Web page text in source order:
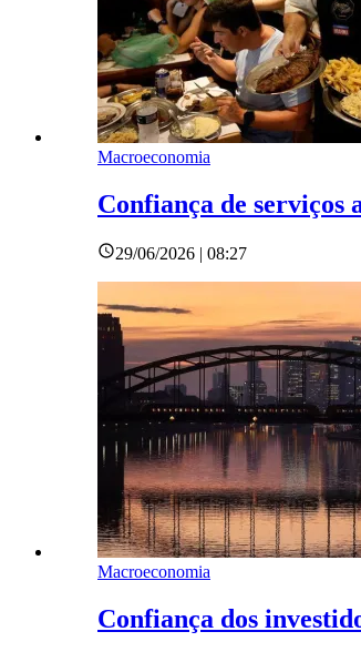
Macroeconomia
Confiança de serviços
29/06/2026 | 08:27
Macroeconomia
Confiança dos